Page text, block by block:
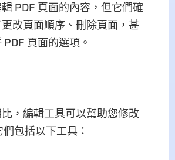
PDF 頁面的內容，但它們確
改頁面順序、刪除頁面，甚
頁面的選項。
，編輯工具可以幫助您修改
包括以下工具：